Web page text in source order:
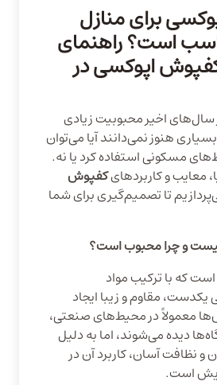
برای منازل
است؟ راهنمای
اپوکسی در
اخیر محبوبیت زیادی
هنوز نمی‌دانند آیا می‌توان
مسکونی استفاده کرد یا نه.
معایب و کاربردهایکفپوش
تا تصمیم‌گیری برای شما
و چرا محبوب است؟
که با ترکیب مواد
مقاوم و زیبا ایجاد
معمولاً در محیط‌های صنعتی،
دیده می‌شوند، اما به دلیل
و نظافت آسان، کاربرد آن در
است.